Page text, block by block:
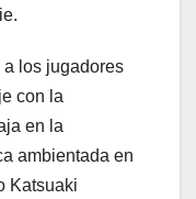
los jugadores
con la
en la
ambientada en
Katsuaki